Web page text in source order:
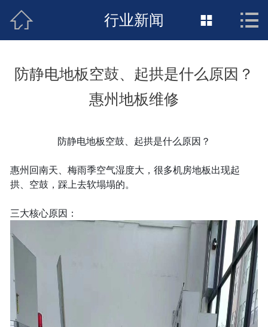
接地工程首页
新闻动态
荣誉资质
案例展示
 行业新闻  
防静电地板空鼓、起拱是什么原因？
惠州地板维修
防静电地板空鼓、起拱是什么原因？
惠州回南天、梅雨季空气湿度大，很多机房地板出现起
拱、空鼓，踩上去软塌塌的。
三大核心原因：